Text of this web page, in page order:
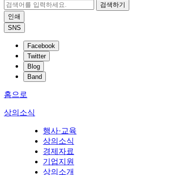
검색하기
인쇄
SNS
Facebook
Twitter
Blog
Band
홈으로
상의소식
행사·교육
상의소식
경제자료
기업지원
상의소개